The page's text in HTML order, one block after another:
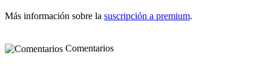
Más información sobre la suscripción a premium.
Comentarios